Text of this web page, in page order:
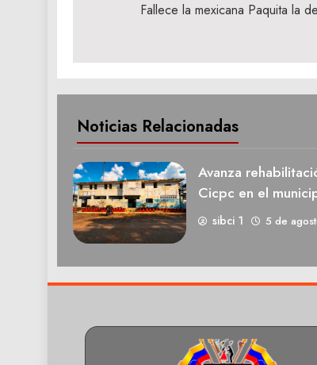
Fallece la mexicana Paquita la
Noticias Relacionadas
Avanza
Cicpc en el
sibci 1 5 de